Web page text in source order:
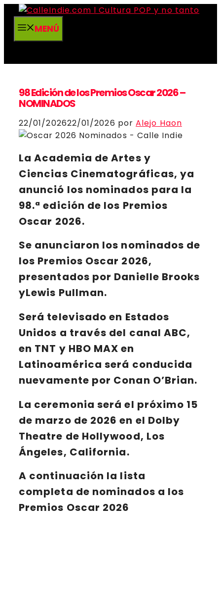
Saltar
contenidoMENÚ
98 Edición de los Premios Oscar 2026 –
NOMINADOS
22/01/202622/01/2026 porAlejo Haon
La Academia de Artes y
Ciencias Cinematográficas, ya
anunció los nominados para la
98.ª edición de los Premios
Oscar 2026.
Se anunciaron los nominados de
los Premios Oscar 2026,
presentados por Danielle Brooks
yLewis Pullman.
Será televisado en Estados
Unidos a través del canalABC,
en TNT y HBO MAX en
Latinoamérica será conducida
nuevamente por Conan O’Brian.
La ceremonia será el próximo 15
de marzo de 2026en el Dolby
Theatre de Hollywood, Los
Ángeles, California.
A continuación la lista
completa de nominados a los
Premios Oscar 2026